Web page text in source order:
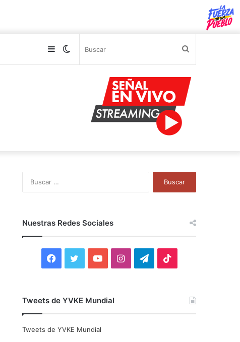
Switch
Sidebar
Nuestras Redes Sociales
F
c
i
Y
u
I
T
Tweets de YVKE Mundial
Tweets de YVKE Mundial